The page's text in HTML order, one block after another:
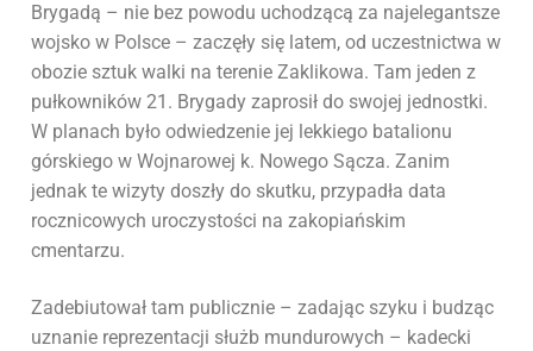
Brygadą – nie bez powodu uchodzącą za najelegantsze
wojsko w Polsce – zaczęły się latem, od uczestnictwa w
obozie sztuk walki na terenie Zaklikowa. Tam jeden z
pułkowników 21. Brygady zaprosił do swojej jednostki.
W planach było odwiedzenie jej lekkiego batalionu
górskiego w Wojnarowej k. Nowego Sącza. Zanim
jednak te wizyty doszły do skutku, przypadła data
rocznicowych uroczystości na zakopiańskim
cmentarzu.
Zadebiutował tam publicznie – zadając szyku i budząc
uznanie reprezentacji służb mundurowych – kadecki